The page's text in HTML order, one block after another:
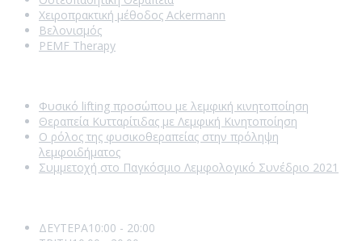
Χειροπρακτική μέθοδος Ackermann
Βελονισμός
PEMF Therapy
Φυσικό lifting προσώπου με λεμφική κινητοποίηση
Θεραπεία Κυτταρίτιδας με Λεμφική Κινητοποίηση
Ο ρόλος της φυσικοθεραπείας στην πρόληψη
λεμφοιδήματος
Συμμετοχή στο Παγκόσμιο Λεμφολογικό Συνέδριο 2021
ΔΕΥΤΕΡΑ10:00 - 20:00